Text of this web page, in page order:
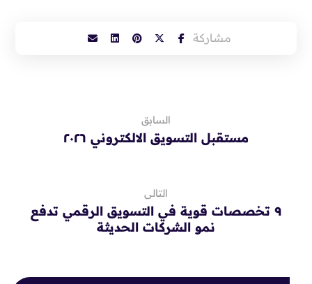
السابق
مستقبل التسويق الالكتروني ٢٠٢٦
التالى
٩ تخصصات قوية في التسويق الرقمي تدفع
نمو الشركات الحديثة